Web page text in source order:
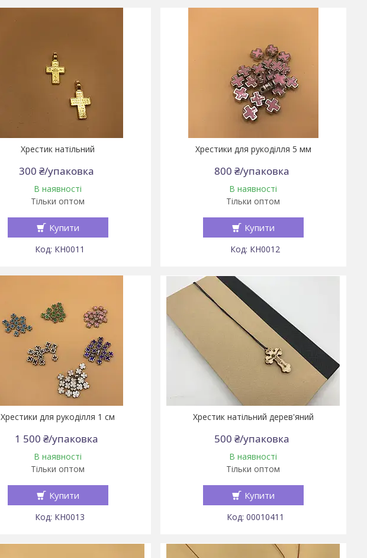
Хрестик натільний
300 ₴/упаковка
В наявності
Тільки оптом
Купити
КН0011
Хрестики для рукоділля 5 мм
800 ₴/упаковка
В наявності
Тільки оптом
Купити
КН0012
Хрестики для рукоділля 1 см
1 500 ₴/упаковка
В наявності
Тільки оптом
Купити
КН0013
Хрестик натільний дерев'яний
500 ₴/упаковка
В наявності
Тільки оптом
Купити
00010411